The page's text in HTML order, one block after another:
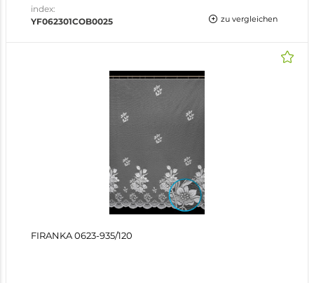
index:
YF062301COB0025
zu vergleichen
FIRANKA 0623-935/120